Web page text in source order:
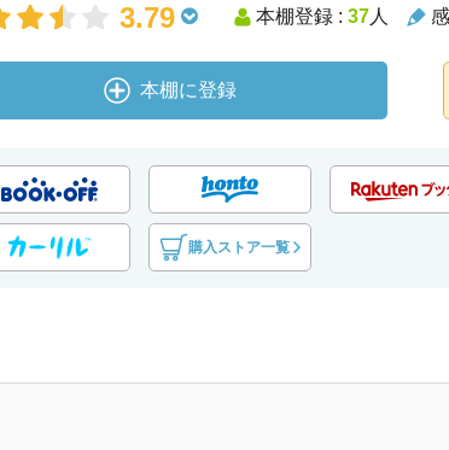
3.79 本棚登録 : 37人
本棚に登録
購入ストア一覧